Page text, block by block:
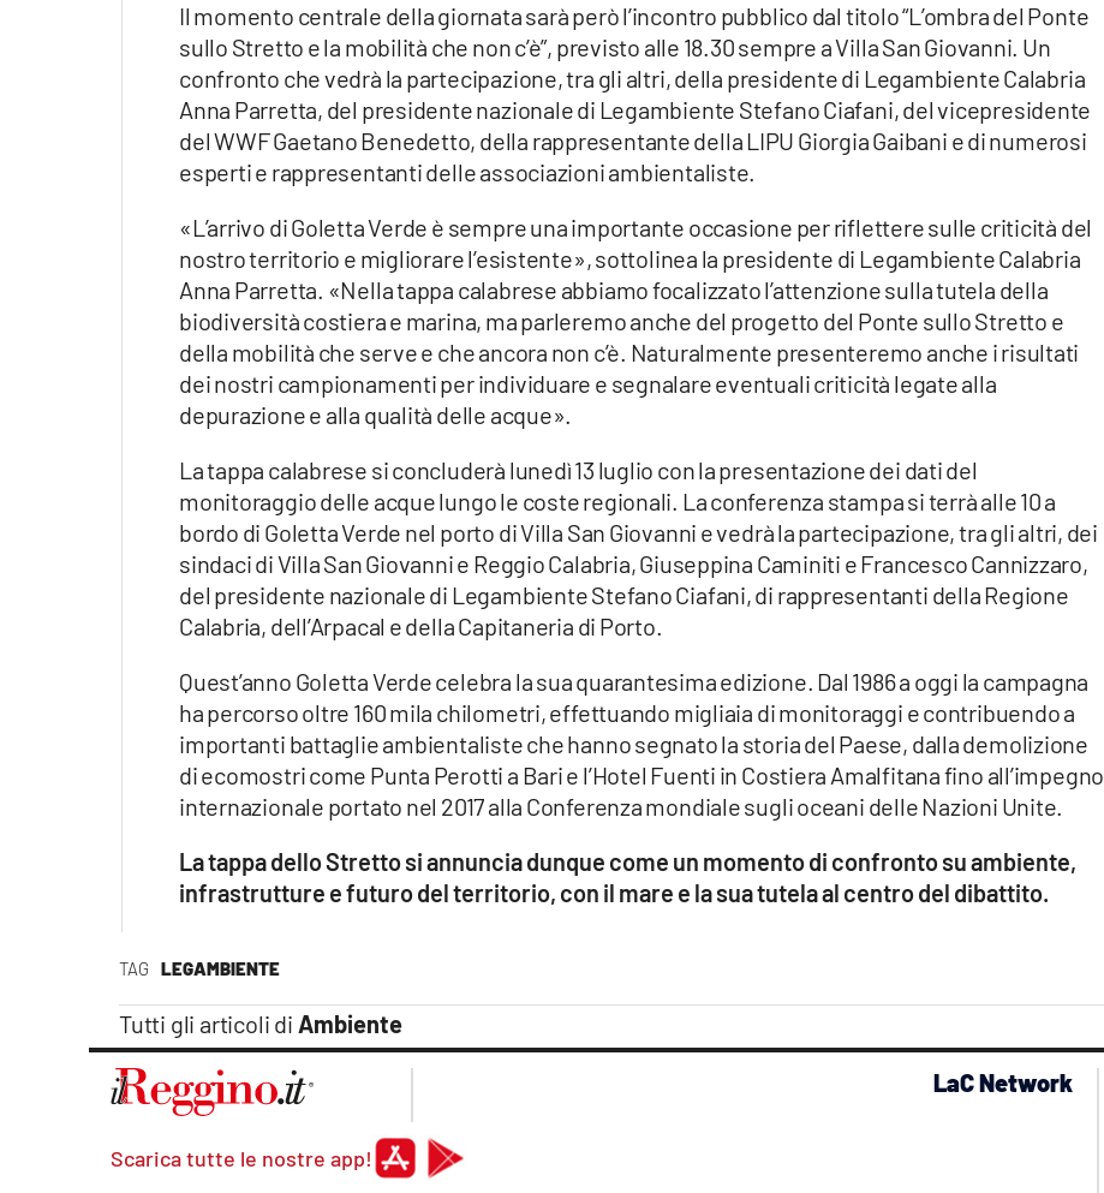
TAG LEGAMBIENTE
Tutti gli articoli di Ambiente
Il momento centrale della giornata sarà però l’incontro pubblico dal titolo “L’ombra del Ponte
sullo Stretto e la mobilità che non c’è”, previsto alle 18.30 sempre a Villa San Giovanni. Un
confronto che vedrà la partecipazione, tra gli altri, della presidente di Legambiente Calabria
Anna Parretta, del presidente nazionale di Legambiente Stefano Ciafani, del vicepresidente
del WWF Gaetano Benedetto, della rappresentante della LIPU Giorgia Gaibani e di numerosi
esperti e rappresentanti delle associazioni ambientaliste.
«L’arrivo di Goletta Verde è sempre una importante occasione per riflettere sulle criticità del
nostro territorio e migliorare l’esistente», sottolinea la presidente di Legambiente Calabria
Anna Parretta. «Nella tappa calabrese abbiamo focalizzato l’attenzione sulla tutela della
biodiversità costiera e marina, ma parleremo anche del progetto del Ponte sullo Stretto e
della mobilità che serve e che ancora non c’è. Naturalmente presenteremo anche i risultati
dei nostri campionamenti per individuare e segnalare eventuali criticità legate alla
depurazione e alla qualità delle acque».
La tappa calabrese si concluderà lunedì 13 luglio con la presentazione dei dati del
monitoraggio delle acque lungo le coste regionali. La conferenza stampa si terrà alle 10 a
bordo di Goletta Verde nel porto di Villa San Giovanni e vedrà la partecipazione, tra gli altri, dei
sindaci di Villa San Giovanni e Reggio Calabria, Giuseppina Caminiti e Francesco Cannizzaro,
del presidente nazionale di Legambiente Stefano Ciafani, di rappresentanti della Regione
Calabria, dell’Arpacal e della Capitaneria di Porto.
Quest’anno Goletta Verde celebra la sua quarantesima edizione. Dal 1986 a oggi la campagna
ha percorso oltre 160 mila chilometri, effettuando migliaia di monitoraggi e contribuendo a
importanti battaglie ambientaliste che hanno segnato la storia del Paese, dalla demolizione
di ecomostri come Punta Perotti a Bari e l’Hotel Fuenti in Costiera Amalfitana fino all’impegno
internazionale portato nel 2017 alla Conferenza mondiale sugli oceani delle Nazioni Unite.
La tappa dello Stretto si annuncia dunque come un momento di confronto su ambiente,
infrastrutture e futuro del territorio, con il mare e la sua tutela al centro del dibattito.
Scarica tutte le nostre app!
LaC Network